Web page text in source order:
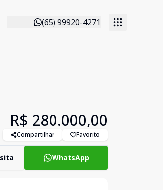
(65) 99920-4271
R$ 280.000,00
Compartilhar Favorito
WhatsApp